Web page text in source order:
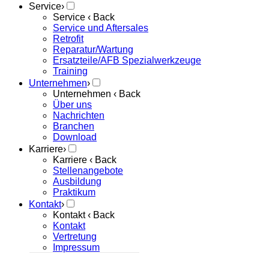
Service›
Service ‹ Back
Service und Aftersales
Retrofit
Reparatur/Wartung
Ersatzteile/AFB Spezialwerkzeuge
Training
Unternehmen›
Unternehmen ‹ Back
Über uns
Nachrichten
Branchen
Download
Karriere›
Karriere ‹ Back
Stellenangebote
Ausbildung
Praktikum
Kontakt›
Kontakt‹ Back
Kontakt
Vertretung
Impressum